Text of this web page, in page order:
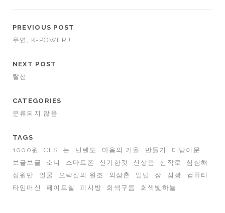
PREVIOUS POST
우연, K-POWER !
NEXT POST
탈선
CATEGORIES
분류되지 않음
TAGS
1000원
CES 눈 닌텐도 마음의 거울 만들기
미닫이문
보글보글
소니 스마트폰 신기한것 신상품 신작로
심심해
십원만
얼굴 오락실의 원조 외삼촌 일탈 장 점빵
컴퓨터
타임머신
페이트칠 피시방 회색구름 회색빛하늘